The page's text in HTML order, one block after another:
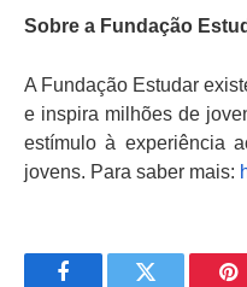
Sobre a Fundação
A Fundação Estudar
e inspira milhões de
estímulo à experiência
jovens. Para saber mais: